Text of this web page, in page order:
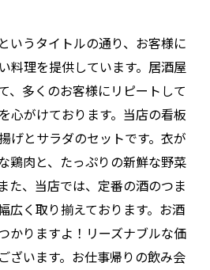
いうタイトルの通り、お客様に
料理を提供しています。居酒屋
、多くのお客様にリピートして
心がけております。当店の看板
げとサラダのセットです。衣が
鶏肉と、たっぷりの新鮮な野菜
た、当店では、定番の酒のつま
広く取り揃えております。お酒
かりますよ！リーズナブルな価
ざいます。お仕事帰りの飲み会